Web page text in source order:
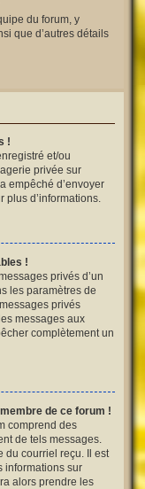
du forum, y
que d’autres détails
!
et/ou
privée sur
empêché d’envoyer
plus d’informations.
!
privés d’un
les paramètres de
privés
messages aux
complètement un
de ce forum !
comprend des
de tels messages.
du courriel reçu. Il est
informations sur
alors prendre les